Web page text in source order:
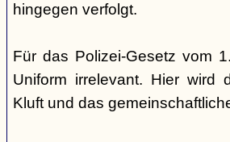
hingegen verfolgt.
Für das Polizei-Gesetz vom
Uniform irrelevant. Hier wird
Kluft und das